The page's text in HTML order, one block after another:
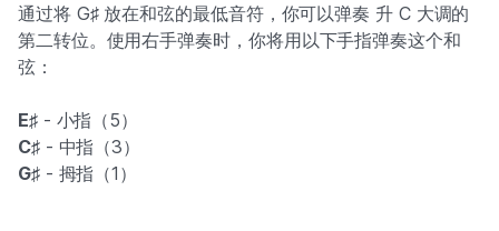
通过将 G♯ 放在和弦的最低音符，你可以弹奏 升 C 大调的
第二转位。使用右手弹奏时，你将用以下手指弹奏这个和
弦：
E♯- 小指（5）
C♯- 中指（3）
G♯- 拇指（1）